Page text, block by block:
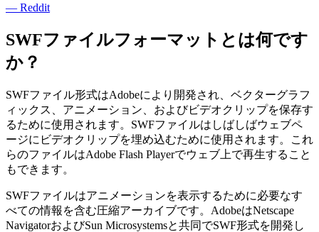
— Reddit
SWFファイルフォーマットとは何です
か？
SWFファイル形式はAdobeにより開発され、ベクターグラフ
ィックス、アニメーション、およびビデオクリップを保存す
るために使用されます。SWFファイルはしばしばウェブペ
ージにビデオクリップを埋め込むために使用されます。これ
らのファイルはAdobe Flash Playerでウェブ上で再生すること
もできます。
SWFファイルはアニメーションを表示するために必要なす
べての情報を含む圧縮アーカイブです。AdobeはNetscape
NavigatorおよびSun Microsystemsと共同でSWF形式を開発し